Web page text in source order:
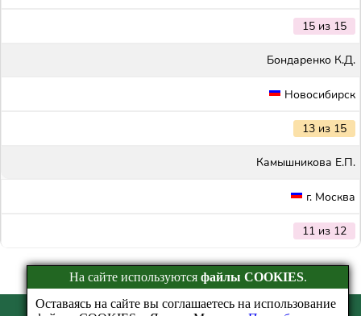
15 из 15
Бондаренко К.Д.
Новосибирск
13 из 15
Камышникова Е.П.
г. Москва
11 из 12
На сайте используются файлы COOKIES.
Оставаясь на сайте вы соглашаетесь на использование